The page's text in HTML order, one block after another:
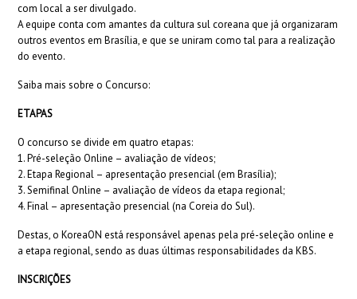
com local a ser divulgado.
A equipe conta com amantes da cultura sul coreana que já organizaram
outros eventos em Brasília, e que se uniram como tal para a realização
do evento.
Saiba mais sobre o Concurso:
ETAPAS
O concurso se divide em quatro etapas:
1. Pré-seleção Online – avaliação de vídeos;
2. Etapa Regional – apresentação presencial (em Brasília);
3. Semifinal Online – avaliação de vídeos da etapa regional;
4. Final – apresentação presencial (na Coreia do Sul).
Destas, o KoreaON está responsável apenas pela pré-seleção online e
a etapa regional, sendo as duas últimas responsabilidades da KBS.
INSCRIÇÕES